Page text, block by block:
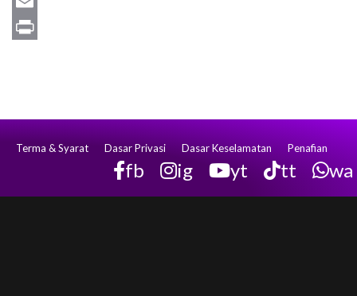
Email
Terma & Syarat Dasar Privasi Dasar Keselamatan Penafian
fb ig yt tt wa